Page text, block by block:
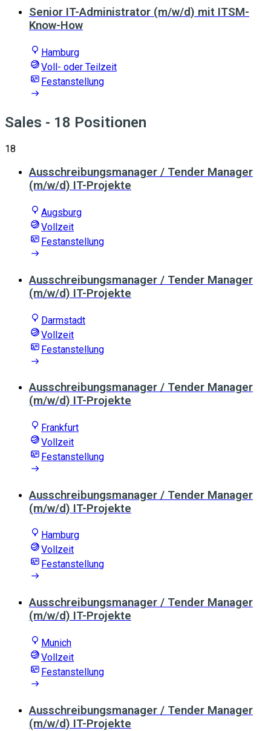
Senior IT-Administrator (m/w/d) mit ITSM-
Know-How
Hamburg
Voll- oder Teilzeit
Festanstellung
Sales - 18 Positionen
18
Ausschreibungsmanager / Tender Manager
(m/w/d) IT-Projekte
Augsburg
Vollzeit
Festanstellung
Ausschreibungsmanager / Tender Manager
(m/w/d) IT-Projekte
Darmstadt
Vollzeit
Festanstellung
Ausschreibungsmanager / Tender Manager
(m/w/d) IT-Projekte
Frankfurt
Vollzeit
Festanstellung
Ausschreibungsmanager / Tender Manager
(m/w/d) IT-Projekte
Hamburg
Vollzeit
Festanstellung
Ausschreibungsmanager / Tender Manager
(m/w/d) IT-Projekte
Munich
Vollzeit
Festanstellung
Ausschreibungsmanager / Tender Manager
(m/w/d) IT-Projekte